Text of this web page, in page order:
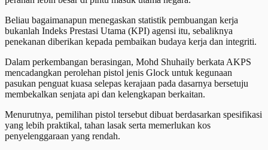
Beliau bagaimanapun menegaskan statistik pembuangan kerja
bukanlah Indeks Prestasi Utama (KPI) agensi itu, sebaliknya
penekanan diberikan kepada pembaikan budaya kerja dan integriti.
Dalam perkembangan berasingan, Mohd Shuhaily berkata AKPS
mencadangkan perolehan pistol jenis Glock untuk kegunaan
pasukan penguat kuasa selepas kerajaan pada dasarnya bersetuju
membekalkan senjata api dan kelengkapan berkaitan.
Menurutnya, pemilihan pistol tersebut dibuat berdasarkan spesifikasi
yang lebih praktikal, tahan lasak serta memerlukan kos
penyelenggaraan yang rendah.